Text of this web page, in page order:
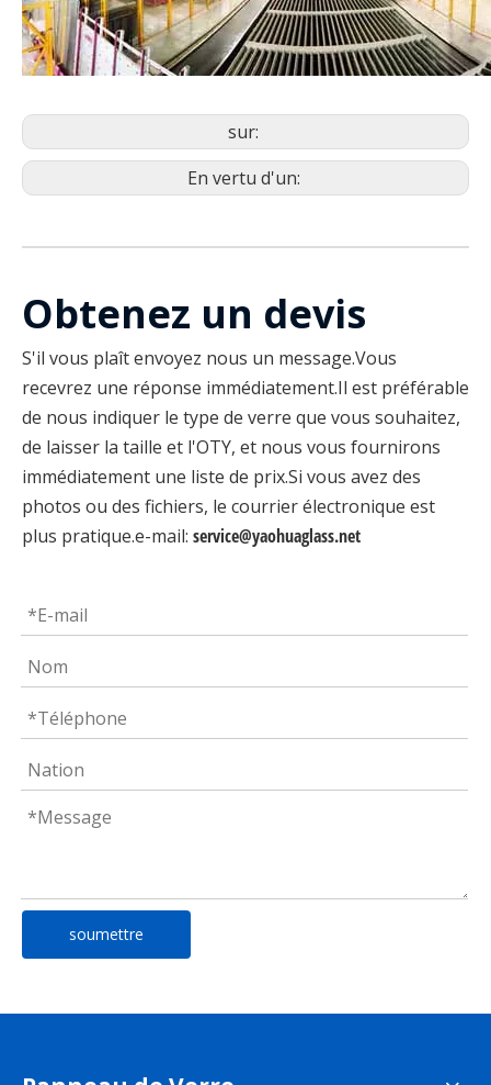
sur:
En vertu d'un:
Obtenez un devis
S'il vous plaît envoyez nous un message.Vous
recevrez une réponse immédiatement.Il est préférable
de nous indiquer le type de verre que vous souhaitez,
de laisser la taille et l'OTY, et nous vous fournirons
immédiatement une liste de prix.Si vous avez des
photos ou des fichiers, le courrier électronique est
plus pratique.e-mail: service@yaohuaglass.net
soumettre